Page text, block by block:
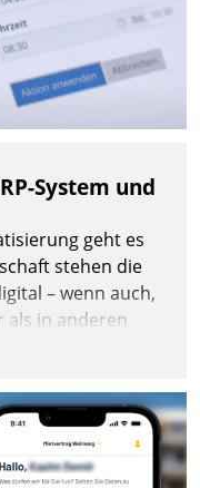
System und
geht es
stehen die
– wenn auch,
als in anderen